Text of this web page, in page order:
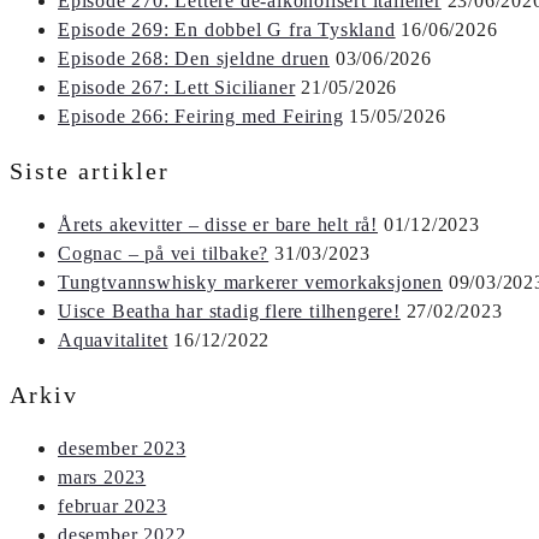
Episode 269: En dobbel G fra Tyskland 16/06/2026
Episode 268: Den sjeldne druen 03/06/2026
Episode 267: Lett Sicilianer 21/05/2026
Episode 266: Feiring med Feiring 15/05/2026
Siste artikler
Årets akevitter – disse er bare helt rå! 01/12/2023
Cognac – på vei tilbake? 31/03/2023
Tungtvannswhisky markerer vemorkaksjonen 09/03/
Uisce Beatha har stadig flere tilhengere! 27/02/2023
Aquavitalitet 16/12/2022
Arkiv
desember 2023
mars 2023
februar 2023
desember 2022